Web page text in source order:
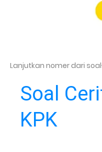
Lanjutkan nomer dari
Soal
KPK